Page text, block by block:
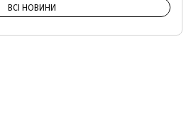
ВСІ НОВИНИ